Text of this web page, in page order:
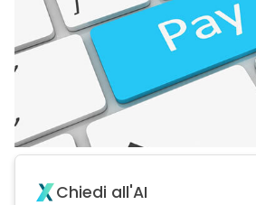
Chiedi all'AI